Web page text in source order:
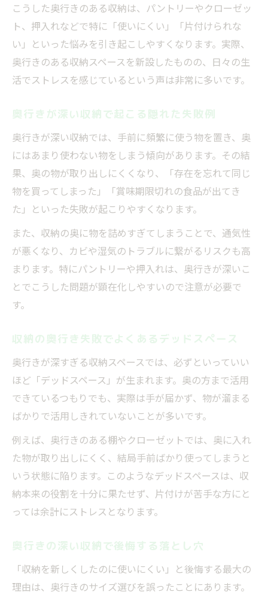
こうした奥行きのある収納は、パントリーやクローゼッ
ト、押入れなどで特に「使いにくい」「片付けられな
い」といった悩みを引き起こしやすくなります。実際、
奥行きのある収納スペースを新設したものの、日々の生
活でストレスを感じているという声は非常に多いです。
奥行きが深い収納で起こる隠れた失敗例
奥行きが深い収納では、手前に頻繁に使う物を置き、奥
にはあまり使わない物をしまう傾向があります。その結
果、奥の物が取り出しにくくなり、「存在を忘れて同じ
物を買ってしまった」「賞味期限切れの食品が出てき
た」といった失敗が起こりやすくなります。
また、収納の奥に物を詰めすぎてしまうことで、通気性
が悪くなり、カビや湿気のトラブルに繋がるリスクも高
まります。特にパントリーや押入れは、奥行きが深いこ
とでこうした問題が顕在化しやすいので注意が必要で
す。
収納の奥行き失敗でよくあるデッドスペース
奥行きが深すぎる収納スペースでは、必ずといっていい
ほど「デッドスペース」が生まれます。奥の方まで活用
できているつもりでも、実際は手が届かず、物が溜まる
ばかりで活用しきれていないことが多いです。
例えば、奥行きのある棚やクローゼットでは、奥に入れ
た物が取り出しにくく、結局手前ばかり使ってしまうと
いう状態に陥ります。このようなデッドスペースは、収
納本来の役割を十分に果たせず、片付けが苦手な方にと
っては余計にストレスとなります。
奥行きの深い収納で後悔する落とし穴
「収納を新しくしたのに使いにくい」と後悔する最大の
理由は、奥行きのサイズ選びを誤ったことにあります。